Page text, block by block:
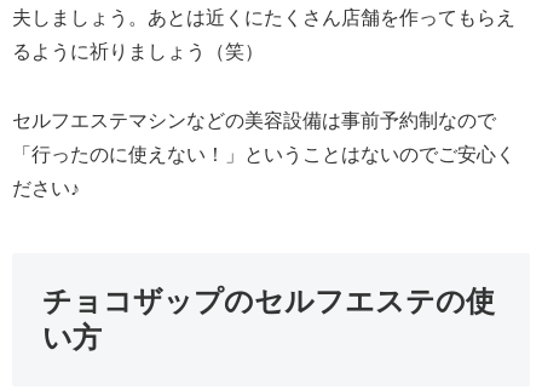
夫しましょう。あとは近くにたくさん店舗を作ってもらえ
るように祈りましょう（笑）
セルフエステマシンなどの美容設備は事前予約制なので
「行ったのに使えない！」ということはないのでご安心く
ださい♪
チョコザップのセルフエステの使
い方